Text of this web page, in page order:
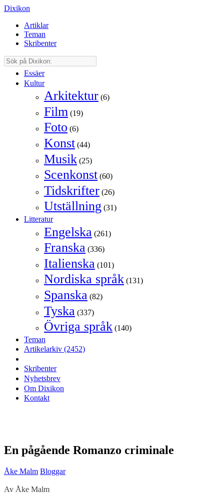
Dixikon
Artiklar
Teman
Skribenter
Essäer
Kultur
Arkitektur (6)
Film (19)
Foto (6)
Konst (44)
Musik (25)
Scenkonst (60)
Tidskrifter (26)
Utställning (31)
Litteratur
Engelska (261)
Franska (336)
Italienska (101)
Nordiska språk (131)
Spanska (82)
Tyska (337)
Övriga språk (140)
Teman
Artikelarkiv (2452)
Skribenter
Nyhetsbrev
Om Dixikon
Kontakt
En pågående Romanzo criminale
Åke Malm Bloggar
Av Åke Malm